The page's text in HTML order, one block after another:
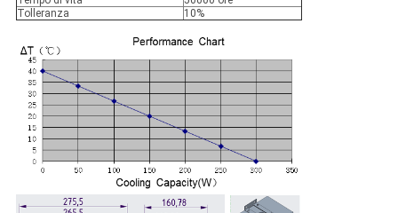
Tolleranza
10%